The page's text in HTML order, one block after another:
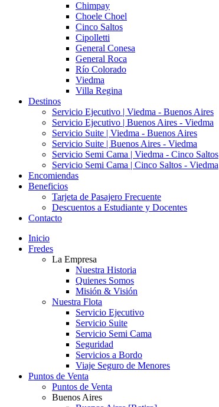
Chimpay
Choele Choel
Cinco Saltos
Cipolletti
General Conesa
General Roca
Río Colorado
Viedma
Villa Regina
Destinos
Servicio Ejecutivo | Viedma - Buenos Aires
Servicio Ejecutivo | Buenos Aires - Viedma
Servicio Suite | Viedma - Buenos Aires
Servicio Suite | Buenos Aires - Viedma
Servicio Semi Cama | Viedma - Cinco Saltos
Servicio Semi Cama | Cinco Saltos - Viedma
Encomiendas
Beneficios
Tarjeta de Pasajero Frecuente
Descuentos a Estudiante y Docentes
Contacto
Inicio
Fredes
La Empresa
Nuestra Historia
Quienes Somos
Misión & Visión
Nuestra Flota
Servicio Ejecutivo
Servicio Suite
Servicio Semi Cama
Seguridad
Servicios a Bordo
Viaje Seguro de Menores
Puntos de Venta
Puntos de Venta
Buenos Aires